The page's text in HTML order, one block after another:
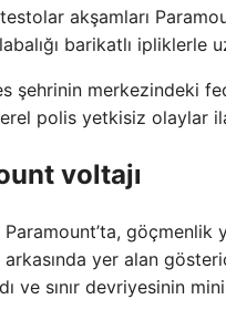
akşamları
barikatlı ipliklerle
şehrinin merkezindeki
polis yetkisiz olaylar
voltajı
göçmenlik
arkasında yer alan
ve sınır devriyesinin